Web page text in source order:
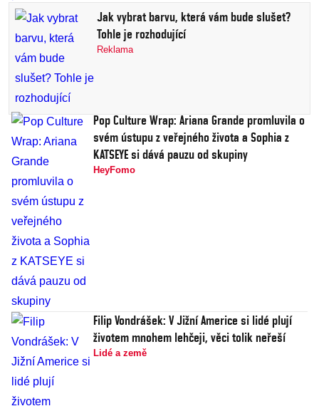
Jak vybrat barvu, která vám bude slušet?
Tohle je rozhodující
Reklama
Pop Culture Wrap: Ariana Grande promluvila o
svém ústupu z veřejného života a Sophia z
KATSEYE si dává pauzu od skupiny
HeyFomo
Filip Vondrášek: V Jižní Americe si lidé plují
životem mnohem lehčeji, věci tolik neřeší
Lidé a země